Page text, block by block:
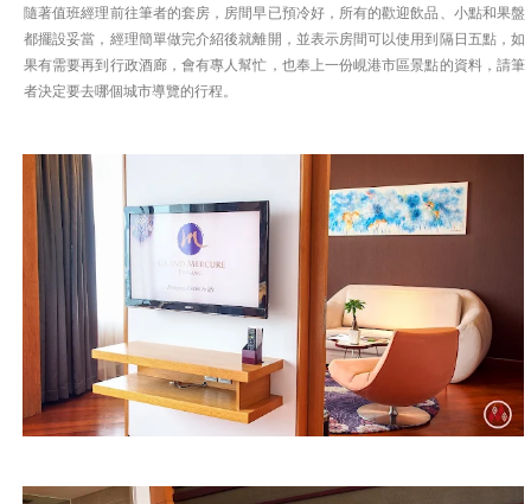
隨著值班經理前往筆者的套房，房間早已預冷好，所有的歡迎飲品、小點和果盤
都擺設妥當，經理簡單做完介紹後就離開，並表示房間可以使用到隔日五點，如
果有需要再到行政酒廊，會有專人幫忙，也奉上一份峴港市區景點的資料，請筆
者決定要去哪個城市導覽的行程。